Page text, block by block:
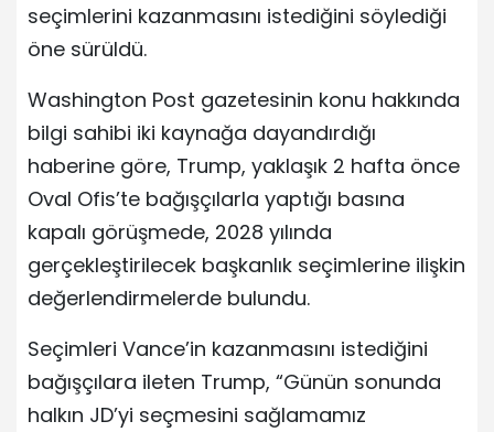
seçimlerini kazanmasını istediğini söylediği
öne sürüldü.
Washington Post gazetesinin konu hakkında
bilgi sahibi iki kaynağa dayandırdığı
haberine göre, Trump, yaklaşık 2 hafta önce
Oval Ofis’te bağışçılarla yaptığı basına
kapalı görüşmede, 2028 yılında
gerçekleştirilecek başkanlık seçimlerine ilişkin
değerlendirmelerde bulundu.
Seçimleri Vance’in kazanmasını istediğini
bağışçılara ileten Trump, “Günün sonunda
halkın JD’yi seçmesini sağlamamız